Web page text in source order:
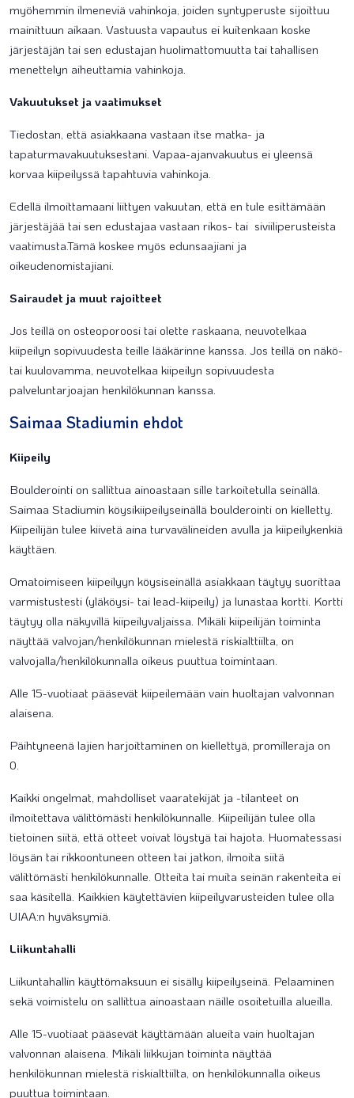
myöhemmin ilmeneviä vahinkoja, joiden syntyperuste sijoittuu
mainittuun aikaan. Vastuusta vapautus ei kuitenkaan koske
järjestäjän tai sen edustajan huolimattomuutta tai tahallisen
menettelyn aiheuttamia vahinkoja.
Vakuutukset ja vaatimukset
Tiedostan, että asiakkaana vastaan itse matka- ja
tapaturmavakuutuksestani. Vapaa-ajanvakuutus ei yleensä
korvaa kiipeilyssä tapahtuvia vahinkoja.
Edellä ilmoittamaani liittyen vakuutan, että en tule esittämään
järjestäjää tai sen edustajaa vastaan rikos- tai siviiliperusteista
vaatimusta.Tämä koskee myös edunsaajiani ja
oikeudenomistajiani.
Sairaudet ja muut rajoitteet
Jos teillä on osteoporoosi tai olette raskaana, neuvotelkaa
kiipeilyn sopivuudesta teille lääkärinne kanssa. Jos teillä on näkö-
tai kuulovamma, neuvotelkaa kiipeilyn sopivuudesta
palveluntarjoajan henkilökunnan kanssa.
Saimaa Stadiumin ehdot
Kiipeily
Boulderointi on sallittua ainoastaan sille tarkoitetulla seinällä.
Saimaa Stadiumin köysikiipeilyseinällä boulderointi on kielletty.
Kiipeilijän tulee kiivetä aina turvavälineiden avulla ja kiipeilykenkiä
käyttäen.
Omatoimiseen kiipeilyyn köysiseinällä asiakkaan täytyy suorittaa
varmistustesti (yläköysi- tai lead-kiipeily) ja lunastaa kortti. Kortti
täytyy olla näkyvillä kiipeilyvaljaissa. Mikäli kiipeilijän toiminta
näyttää valvojan/henkilökunnan mielestä riskialttiilta, on
valvojalla/henkilökunnalla oikeus puuttua toimintaan.
Alle 15-vuotiaat pääsevät kiipeilemään vain huoltajan valvonnan
alaisena.
Päihtyneenä lajien harjoittaminen on kiellettyä, promilleraja on
0.
Kaikki ongelmat, mahdolliset vaaratekijät ja -tilanteet on
ilmoitettava välittömästi henkilökunnalle. Kiipeilijän tulee olla
tietoinen siitä, että otteet voivat löystyä tai hajota. Huomatessasi
löysän tai rikkoontuneen otteen tai jatkon, ilmoita siitä
välittömästi henkilökunnalle. Otteita tai muita seinän rakenteita ei
saa käsitellä. Kaikkien käytettävien kiipeilyvarusteiden tulee olla
UIAA:n hyväksymiä.
Liikuntahalli
Liikuntahallin käyttömaksuun ei sisälly kiipeilyseinä. Pelaaminen
sekä voimistelu on sallittua ainoastaan näille osoitetuilla alueilla.
Alle 15-vuotiaat pääsevät käyttämään alueita vain huoltajan
valvonnan alaisena. Mikäli liikkujan toiminta näyttää
henkilökunnan mielestä riskialttiilta, on henkilökunnalla oikeus
puuttua toimintaan.